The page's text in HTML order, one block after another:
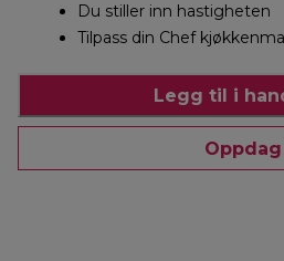
Du stiller inn hastigheten
Tilpass din Chef
Legg til i